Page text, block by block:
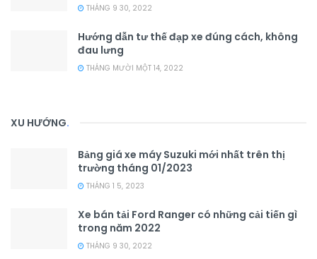
THÁNG 9 30, 2022
Hướng dẫn tư thế đạp xe đúng cách, không
đau lưng
THÁNG MƯỜI MỘT 14, 2022
XU HƯỚNG.
Bảng giá xe máy Suzuki mới nhất trên thị
trường tháng 01/2023
THÁNG 1 5, 2023
Xe bán tải Ford Ranger có những cải tiến gì
trong năm 2022
THÁNG 9 30, 2022